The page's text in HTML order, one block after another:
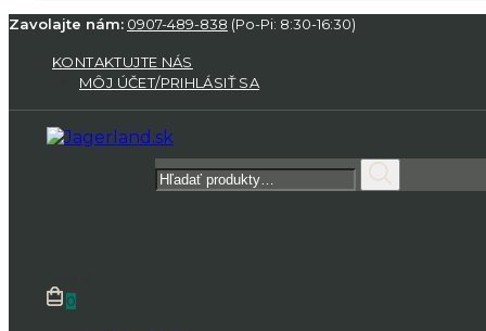
Zavolajte nám: 0907-489-838 (Po-Pi: 8:30-16:30)
KONTAKTUJTE NÁS
MÔJ ÚČET/PRIHLÁSIŤ SA
Hľadať:
0